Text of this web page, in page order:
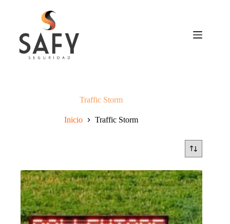
Traffic Storm
Inicio Traffic Storm